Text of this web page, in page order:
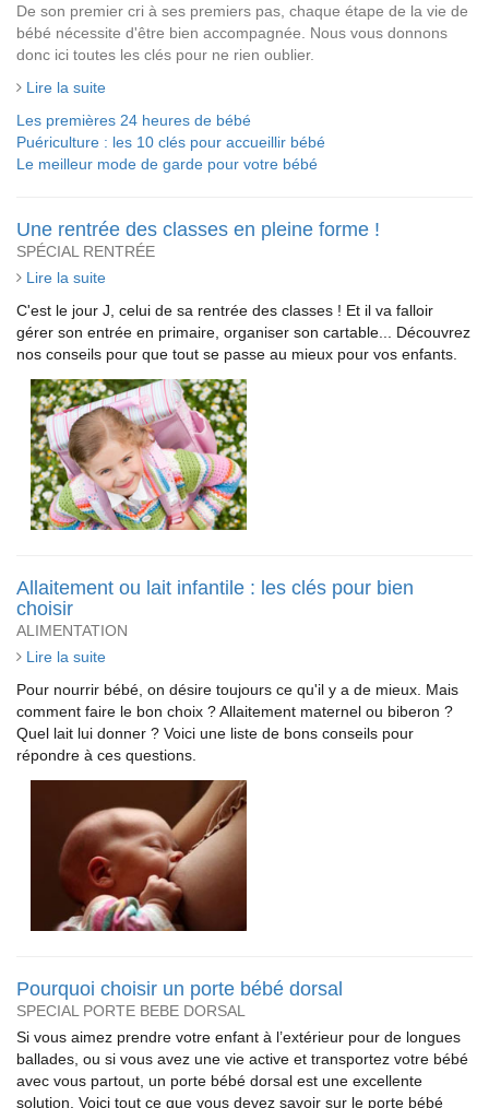
De son premier cri à ses premiers pas, chaque étape de la vie de
bébé nécessite d'être bien accompagnée. Nous vous donnons
donc ici toutes les clés pour ne rien oublier.
Lire la suite
Les premières 24 heures de bébé
Puériculture : les 10 clés pour accueillir bébé
Le meilleur mode de garde pour votre bébé
Une rentrée des classes en pleine forme !
SPÉCIAL RENTRÉE
Lire la suite
C'est le jour J, celui de sa rentrée des classes ! Et il va falloir
gérer son entrée en primaire, organiser son cartable... Découvrez
nos conseils pour que tout se passe au mieux pour vos enfants.
Allaitement ou lait infantile : les clés pour bien
choisir
ALIMENTATION
Lire la suite
Pour nourrir bébé, on désire toujours ce qu'il y a de mieux. Mais
comment faire le bon choix ? Allaitement maternel ou biberon ?
Quel lait lui donner ? Voici une liste de bons conseils pour
répondre à ces questions.
Pourquoi choisir un porte bébé dorsal
SPECIAL PORTE BEBE DORSAL
Si vous aimez prendre votre enfant à l’extérieur pour de longues
ballades, ou si vous avez une vie active et transportez votre bébé
avec vous partout, un porte bébé dorsal est une excellente
solution. Voici tout ce que vous devez savoir sur le porte bébé